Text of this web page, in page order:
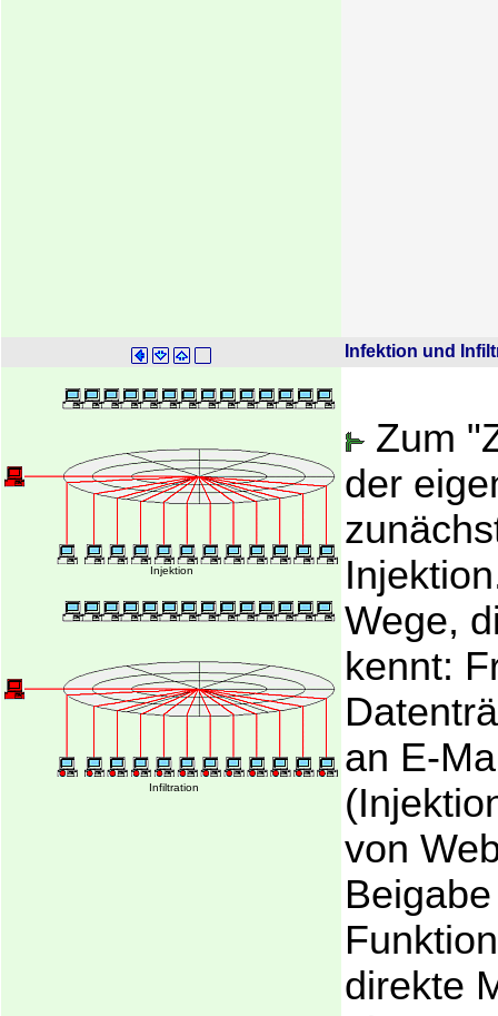
Infektion und
Injektion
Infiltration
Zum
der
Wege,
kennt:
an E-
von
direkte